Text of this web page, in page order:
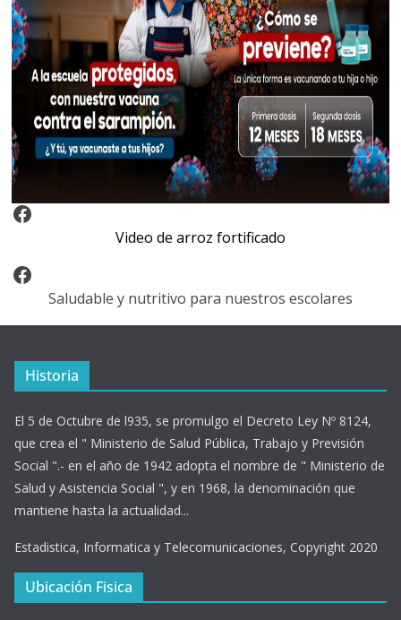
Video Arroz Fortificado
Video de arroz fortificado
Facebook
Saludable y nutritivo para nuestros escolares
Historia
El 5 de Octubre de l935, se promulgo el Decreto Ley Nº 8124,
que crea el " Ministerio de Salud Pública, Trabajo y Previsión
Social ".- en el año de 1942 adopta el nombre de " Ministerio de
Salud y Asistencia Social ", y en 1968, la denominación que
mantiene hasta la actualidad...
Estadistica, Informatica y Telecomunicaciones, Copyright 2020
Ubicación Fisica